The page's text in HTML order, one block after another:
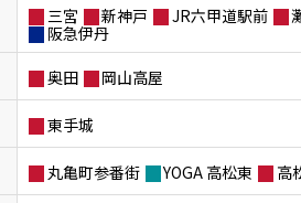
三宮 新神戸 JR六甲道駅前
阪急伊丹
奥田 岡山高屋
東手城
丸亀町参番街 YOGA 高松東 高